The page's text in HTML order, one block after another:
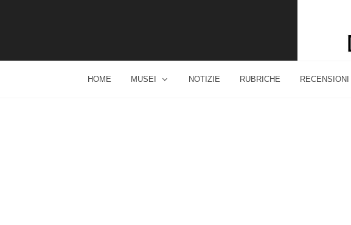
HOME MUSEI NOTIZIE RUBRICHE RECENSIONI